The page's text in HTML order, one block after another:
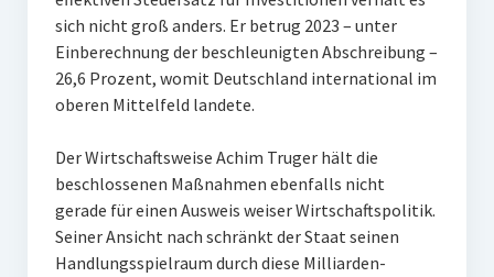
sich nicht groß anders. Er betrug 2023 – unter
Einberechnung der beschleunigten Abschreibung –
26,6 Prozent, womit Deutschland international im
oberen Mittelfeld landete.
Der Wirtschaftsweise Achim Truger hält die
beschlossenen Maßnahmen ebenfalls nicht
gerade für einen Ausweis weiser Wirtschaftspolitik.
Seiner Ansicht nach schränkt der Staat seinen
Handlungsspielraum durch diese Milliarden-